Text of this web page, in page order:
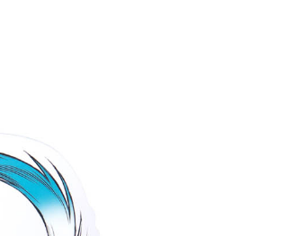
上)免運費
上)免運費
以上)免運費